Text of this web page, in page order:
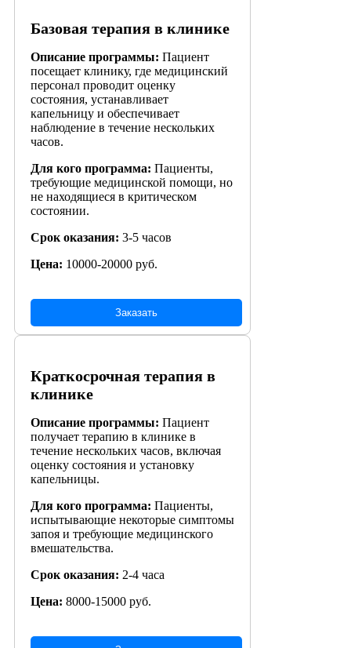
Базовая терапия в клинике
Описание программы: Пациент
посещает клинику, где медицинский
персонал проводит оценку
состояния, устанавливает
капельницу и обеспечивает
наблюдение в течение нескольких
часов.
Для кого программа: Пациенты,
требующие медицинской помощи, но
не находящиеся в критическом
состоянии.
Срок оказания: 3-5 часов
Цена: 10000-20000 руб.
Заказать
Краткосрочная терапия в
клинике
Описание программы: Пациент
получает терапию в клинике в
течение нескольких часов, включая
оценку состояния и установку
капельницы.
Для кого программа: Пациенты,
испытывающие некоторые симптомы
запоя и требующие медицинского
вмешательства.
Срок оказания: 2-4 часа
Цена: 8000-15000 руб.